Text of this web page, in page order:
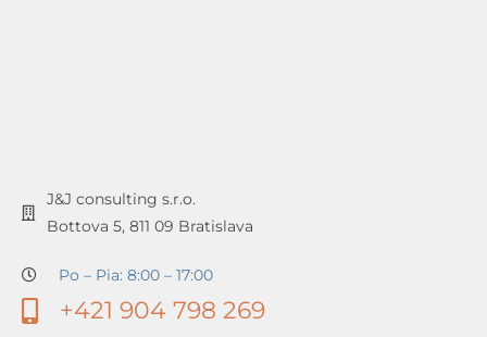
J&J consulting s.r.o.
Bottova 5, 811 09 Bratislava
Po – Pia: 8:00 – 17:00
+421 904 798 269